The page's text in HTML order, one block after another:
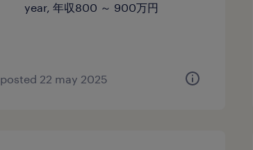
year, 年収800 ～ 900万円
posted 22 may 2025